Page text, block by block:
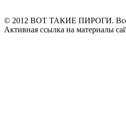
© 2012 ВОТ ТАКИЕ ПИРОГИ. Все
Активная ссылка на материалы